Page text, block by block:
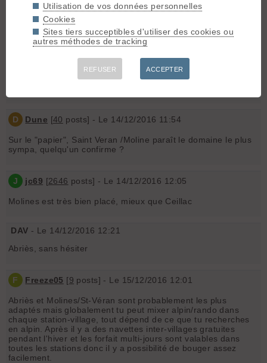
Heuuu...- Le 14/12/2016 11:51
Toutes les stations du quyeras permettent cela.
Ceci dit les trajets en voiture au sein du queyras ne sont
D Dune [40 posts] - Le 14/12/2016 11:54
Sur le "papier", Saint Veran /Moline paraît le domaine le plus
sympa, quelqu'un confirme ?
J jc69 [2646 posts] - Le 14/12/2016 12:05
Molines est très bien placé, mieux que Ceillac
DAV - Le 14/12/2016 12:21
Abriès, sans hésiter
F Freeze05 [9 posts] - Le 15/12/2016 12:01
Abriès et Molines/St-Véran sont probablement les plus
adaptés mais globalement tu peut mixer alpin/rando dans
chaque station-village, tout dépend de ce que tu recherches
en alpin. Après il y a des navettes inter-villages gratuites
pendant l'hiver et les forfait multi-jours sont valables dans
toutes les stations donc il y a possibilité de bouger assez
facilement.
Utilisation de vos données personnelles
Cookies
Sites tiers succeptibles d'utiliser des cookies ou
autres méthodes de tracking
REFUSER ACCEPTER